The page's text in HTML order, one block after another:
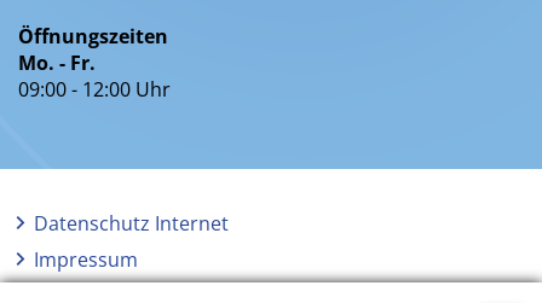
Öffnungszeiten
Mo. - Fr.
09:00 - 12:00 Uhr
Datenschutz Internet
Impressum